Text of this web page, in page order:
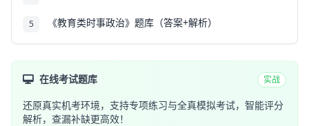
5 《教育类时事政治》题库（答案+解析）
在线考试题库 实战
还原真实机考环境，支持专项练习与全真模拟考试，智能评分
解析，查漏补缺更高效！